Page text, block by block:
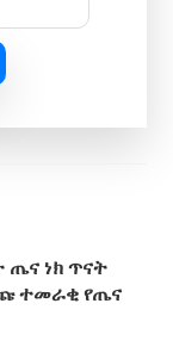
ጤና ነክ ጥናት
ተመራቂ የጤና